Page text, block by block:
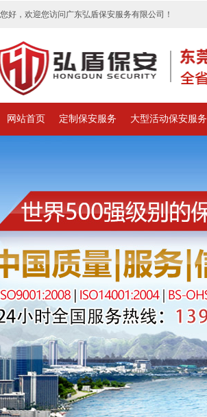
您好，欢迎您访问广东弘盾保安服务有限公司！
网站首页 定制保安服务 大型活动保安服务